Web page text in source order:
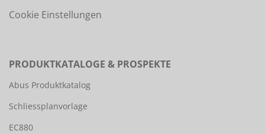
Cookie Einstellungen
PRODUKTKATALOGE & PROSPEKTE
Abus Produktkatalog
Schliessplanvorlage
EC880